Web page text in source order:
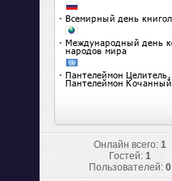
Онлайн всего: 1
Гостей: 1
Пользователей: 0